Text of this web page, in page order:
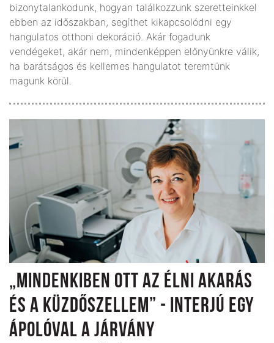
bizonytalankodunk, hogyan találkozzunk szeretteinkkel
ebben az időszakban, segíthet kikapcsolódni egy
hangulatos otthoni dekoráció. Akár fogadunk
vendégeket, akár nem, mindenképpen előnyünkre válik,
ha barátságos és kellemes hangulatot teremtünk
magunk körül.
„MINDENKIBEN OTT AZ ÉLNI AKARÁS
ÉS A KÜZDŐSZELLEM” - INTERJÚ EGY
ÁPOLÓVAL A JÁRVÁNY